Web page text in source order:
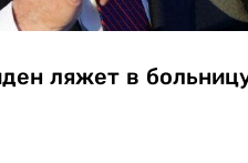
ляжет в